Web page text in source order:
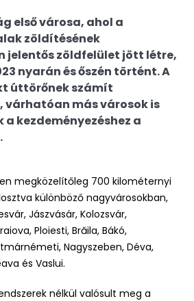
első városa, ahol a
zöldítésének
jelentős zöldfelület jött létre,
nyarán és őszén történt. A
úttörőnek számít
várhatóan más városok is
kezdeményezéshez a
megközelítőleg 700 kilométernyi
különböző nagyvárosokban,
Jászvásár, Kolozsvár,
Ploiesti, Brăila, Bákó,
Nagyszeben, Déva,
és Vaslui.
nélkül valósult meg a